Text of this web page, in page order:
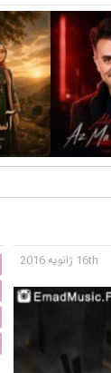
16th ژانویه 2016